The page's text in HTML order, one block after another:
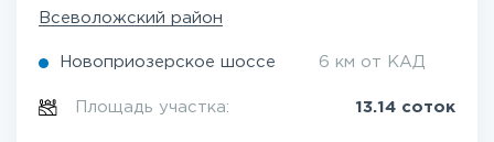
Всеволожский район
Новоприозерское шоссе 6 км от КАД
Площадь участка: 13.14 соток